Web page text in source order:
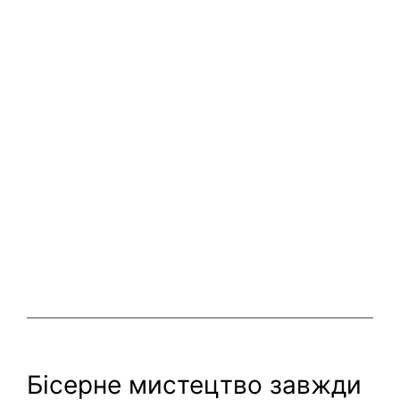
Бісерне мистецтво завжди